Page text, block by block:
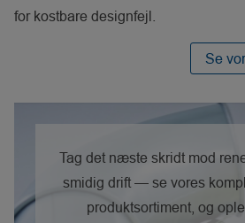
for kostbare designfejl.
Se
Tag det næste skridt mod
smidig drift — se vores
produktsortiment, og